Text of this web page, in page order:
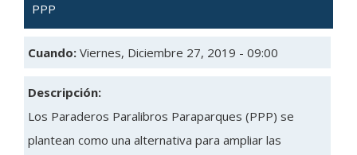
PPP
Cuando: Viernes, Diciembre 27, 2019 - 09:00
Descripción:
Los Paraderos Paralibros Paraparques (PPP) se
plantean como una alternativa para ampliar las